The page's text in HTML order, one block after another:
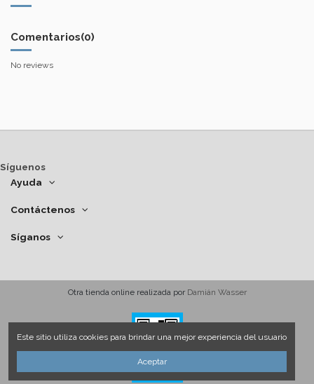
Comentarios(0)
No reviews
Síguenos
Ayuda
Contáctenos
Síganos
Otra tienda online realizada por Damián Wasser
Este sitio utiliza cookies para brindar una mejor experiencia del usuario
Aceptar